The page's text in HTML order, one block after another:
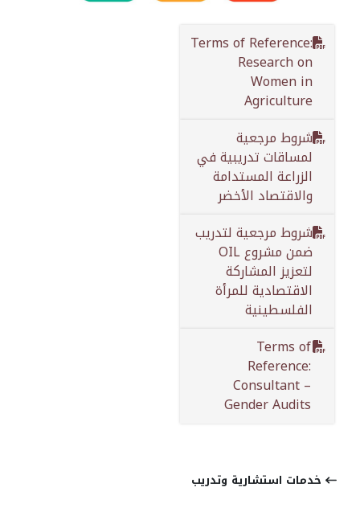
Terms of Reference:
Research on
Women in
Agriculture
شروط مرجعية
لمساقات تدريبية في
الزراعة المستدامة
والاقتصاد الأخضر
شروط مرجعية لتدريب
ضمن مشروع OIL
لتعزيز المشاركة
الاقتصادية للمرأة
الفلسطينية
Terms of
Reference:
Consultant –
Gender Audits
خدمات استشارية وتدريب